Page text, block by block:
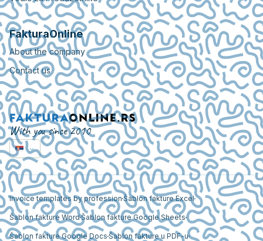
FakturaOnline
About the company
Contact us
With you since 2010
Invoice templates by profession Šablon fakture Excel
Šablon fakture WordŠablon fakture Google Sheets
Šablon fakture Google Docs Šablon fakture u PDF-u